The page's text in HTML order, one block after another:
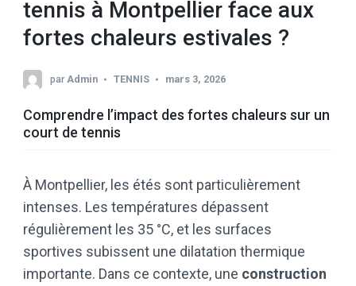
tennis à Montpellier face aux
fortes chaleurs estivales ?
par Admin TENNIS mars 3, 2026
Comprendre l’impact des fortes chaleurs sur un
court de tennis
À Montpellier, les étés sont particulièrement
intenses. Les températures dépassent
régulièrement les 35 °C, et les surfaces
sportives subissent une dilatation thermique
importante. Dans ce contexte, une construction